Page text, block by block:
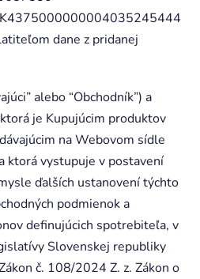
dane z pridanej
alebo “Obchodník”) a
je Kupujúcim produktov
na Webovom sídle
ktorá vystupuje v postavení
ďalších ustanovení týchto
podmienok a
definujúcich spotrebiteľa, v
Slovenskej republiky
č. 108/2024 Z. z. Zákon o